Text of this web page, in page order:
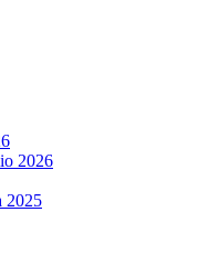
2026
2025